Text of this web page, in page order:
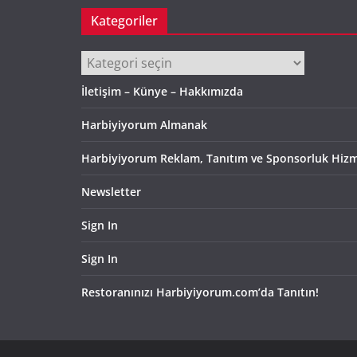
Kategoriler
Kategoriler
İletişim – Künye – Hakkımızda
Harbiyiyorum Almanak
Harbiyiyorum Reklam, Tanıtım ve Sponsorluk
Newsletter
Sign In
Sign In
Restoranınızı Harbiyiyorum.com’da Tanıtın!